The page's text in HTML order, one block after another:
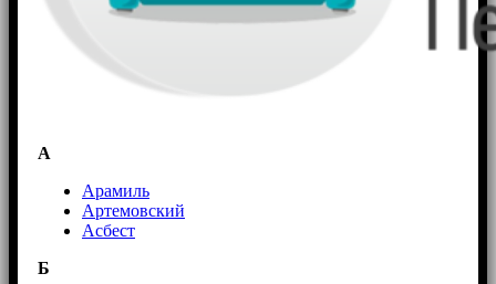
А
Арамиль
Артемовский
Асбест
Б